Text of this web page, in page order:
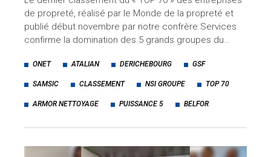
de propreté, réalisé par le Monde de la propreté et
publié début novembre par notre confrère Services
confirme la domination des 5 grands groupes du…
ONET ATALIAN DERICHEBOURG GSF
SAMSIC CLASSEMENT NSI GROUPE TOP 70
ARMOR NETTOYAGE PUISSANCE 5 BELFOR